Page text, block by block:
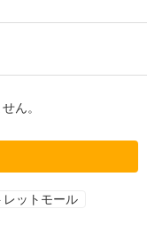
ん。
レットモール